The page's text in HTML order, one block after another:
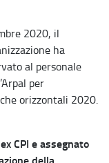
2020, il
ha
al personale
per
orizzontali 2020.
CPI e assegnato
della